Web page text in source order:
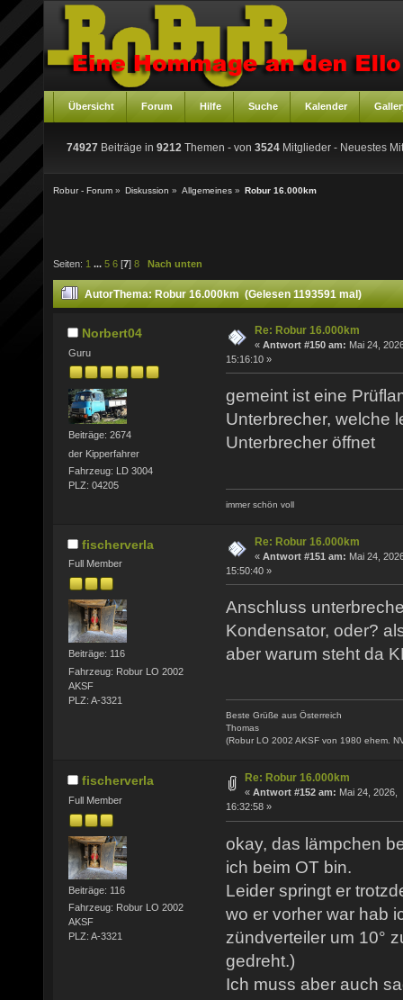
Übersicht Forum Hilfe Suche Kalender
74927 Beiträge in 9212 Themen - von 3524 Mitglieder - Neuestes
Robur - Forum » Diskussion » Allgemeines » Robur 16.000km
Seiten: 1 ... 5 6 [7] 8 Nach unten
AutorThema: Robur 16.000km (Gelesen 1193591 mal)
Norbert04
Guru
Beiträge: 2674
der Kipperfahrer
Fahrzeug: LD 3004
PLZ: 04205
Re: Robur 16.000km
« Antwort #150 am: Mai 24,
15:16:10 »
gemeint ist eine
Unterbrecher, welche
Unterbrecher öffnet
immer schön voll
fischerverla
Full Member
Beiträge: 116
Fahrzeug: Robur LO 2002
AKSF
PLZ: A-3321
Re: Robur 16.000km
« Antwort #151 am: Mai 24,
15:50:40 »
Anschluss
Kondensator, oder?
aber warum steht da
Beste Grüße aus Österreich
Thomas
(Robur LO 2002 AKSF von 1980 ehem.
fischerverla
Full Member
Beiträge: 116
Fahrzeug: Robur LO 2002
AKSF
PLZ: A-3321
Re: Robur 16.000km
« Antwort #152 am: Mai 24, 2026,
16:32:58 »
okay, das lämpchen
ich beim OT bin.
Leider springt er
wo er vorher war hab
zündverteiler um 10°
gedreht.)
Ich muss aber auch